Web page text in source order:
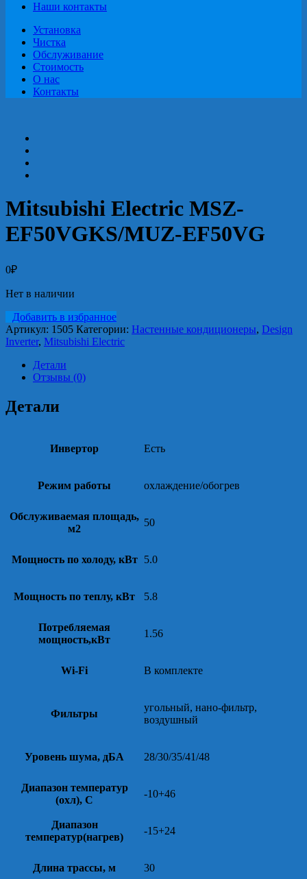
Наши контакты
Установка
Чистка
Обслуживание
Стоимость
О нас
Контакты
Mitsubishi Electric MSZ-
EF50VGKS/MUZ-EF50VG
0₽
Нет в наличии
Добавить в избранное
Артикул: 1505 Категории: Настенные кондиционеры, Design
Inverter, Mitsubishi Electric
Детали
Отзывы (0)
Детали
Инвертор Есть
Режим работы охлаждение/обогрев
Обслуживаемая площадь,
м2
50
Мощность по холоду, кВт 5.0
Мощность по теплу, кВт 5.8
Потребляемая
мощность,кВт
1.56
Wi-Fi В комплекте
Фильтры
угольный, нано-фильтр,
воздушный
Уровень шума, дБА 28/30/35/41/48
Диапазон температур
(охл), С
-10+46
Диапазон
температур(нагрев)
-15+24
Длина трассы, м 30